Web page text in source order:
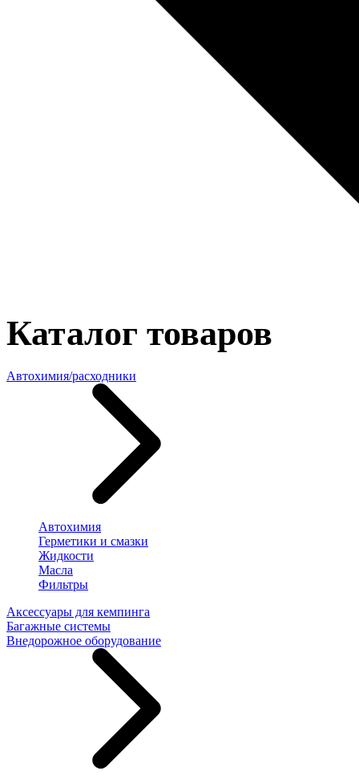
Каталог товаров
Автохимия/расходники
Автохимия
Герметики и смазки
Жидкости
Масла
Фильтры
Аксессуары для кемпинга
Багажные системы
Внедорожное оборудование